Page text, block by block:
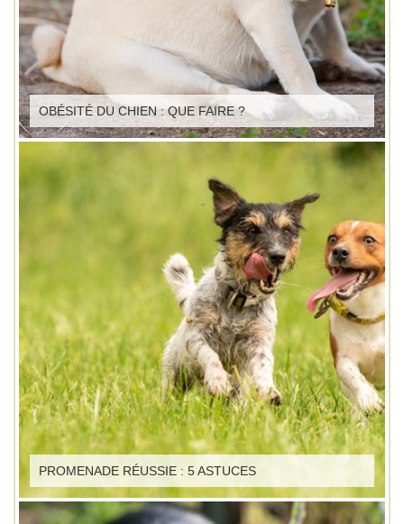
OBÉSITÉ DU CHIEN : QUE FAIRE ?
PROMENADE RÉUSSIE : 5 ASTUCES